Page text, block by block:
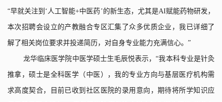
“早就关注到 ‘人工智能+中医药 ’的新生态，尤其是AI赋能药物研发，
本次招聘会设立的产教融合专区汇集了众多优质企业，我已详细了
解了相关岗位要求并投递简历，对自身专业能力充满信心。 ”
龙华临床医学院中医学硕士生毛辰悦表示，“我本科专业是针灸
推拿，硕士是全科医学（中医），我的专业方向与基层医疗机构需
求高度契合，目前已收到社区医院的录用意向，期待将所学知识应